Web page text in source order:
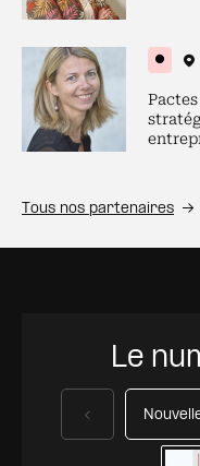
Tous nos partenaires
Le
Précédent